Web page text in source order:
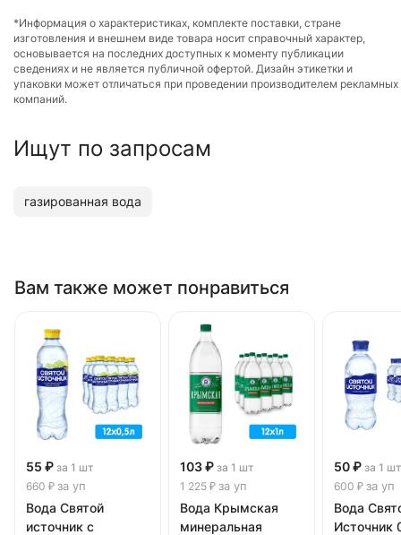
*Информация о характеристиках, комплекте поставки, стране
изготовления и внешнем виде товара носит справочный характер,
основывается на последних доступных к моменту публикации
сведениях и не является публичной офертой. Дизайн этикетки и
упаковки может отличаться при проведении производителем рекламных
компаний.
Ищут по запросам
газированная вода
Вам также может понравиться
55 ₽ за 1 шт
660 ₽ за уп
Вода Святой
источник с
103 ₽ за 1 шт
1 225 ₽ за уп
Вода Крымская
минеральная
50 ₽ за 1 шт
600 ₽ за уп
Вода
Источник